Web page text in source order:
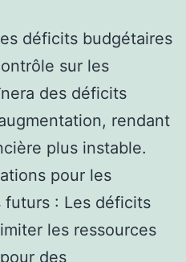
déficits budgétaires
sur les
des déficits
rendant
plus instable.
pour les
futurs : Les déficits
les ressources
des